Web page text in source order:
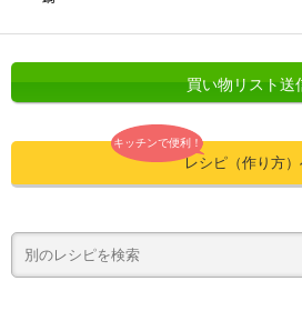
買い物リスト送
キッチンで便利！
レシピ（作り方）